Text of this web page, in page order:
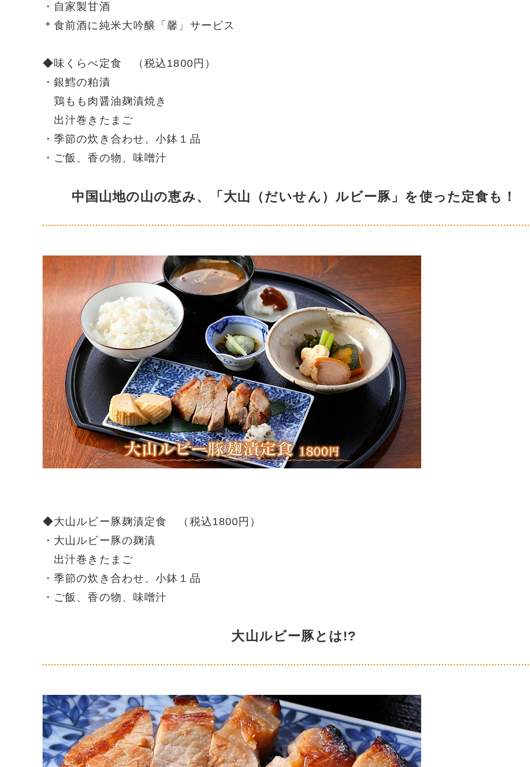
・自家製甘酒
＊食前酒に純米大吟醸「馨」サービス
◆味くらべ定食 （税込1800円）
・銀鱈の粕漬
鶏もも肉醤油麹漬焼き
出汁巻きたまご
・季節の炊き合わせ、小鉢１品
・ご飯、香の物、味噌汁
中国山地の山の恵み、「大山（だいせん）ルビー豚」を使った定食も！
◆大山ルビー豚麹漬定食 （税込1800円）
・大山ルビー豚の麹漬
出汁巻きたまご
・季節の炊き合わせ、小鉢１品
・ご飯、香の物、味噌汁
大山ルビー豚とは!?